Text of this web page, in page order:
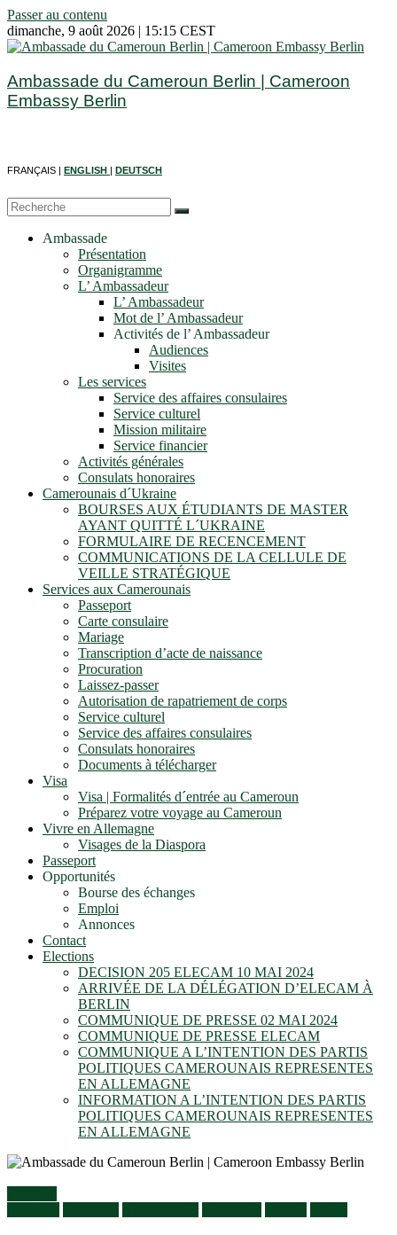
Passer au contenu
dimanche, 9 août 2026 | 15:15 CEST
Ambassade du Cameroun Berlin | Cameroon
Embassy Berlin
FRANÇAIS | ENGLISH DEUTSCH
Ambassade
Présentation
Organigramme
L’ Ambassadeur
L’ Ambassadeur
Mot de l’ Ambassadeur
Activités de l’ Ambassadeur
Audiences
Visites
Les services
Service des affaires consulaires
Service culturel
Mission militaire
Service financier
Activités générales
Consulats honoraires
Camerounais d´Ukraine
BOURSES AUX ÉTUDIANTS DE MASTER
AYANT QUITTÉ L´UKRAINE
FORMULAIRE DE RECENCEMENT
COMMUNICATIONS DE LA CELLULE DE
VEILLE STRATÉGIQUE
Services aux Camerounais
Passeport
Carte consulaire
Mariage
Transcription d’acte de naissance
Procuration
Laissez-passer
Autorisation de rapatriement de corps
Service culturel
Service des affaires consulaires
Consulats honoraires
Documents à télécharger
Visa
Visa | Formalités d´entrée au Cameroun
Préparez votre voyage au Cameroun
Vivre en Allemagne
Visages de la Diaspora
Passeport
Opportunités
Bourse des échanges
Emploi
Annonces
Contact
Elections
DECISION 205 ELECAM 10 MAI 2024
ARRIVÉE DE LA DÉLÉGATION D’ELECAM À
BERLIN
COMMUNIQUE DE PRESSE 02 MAI 2024
COMMUNIQUE DE PRESSE ELECAM
COMMUNIQUE A L’INTENTION DES PARTIS
POLITIQUES CAMEROUNAIS REPRESENTES
EN ALLEMAGNE
INFORMATION A L’INTENTION DES PARTIS
POLITIQUES CAMEROUNAIS REPRESENTES
EN ALLEMAGNE